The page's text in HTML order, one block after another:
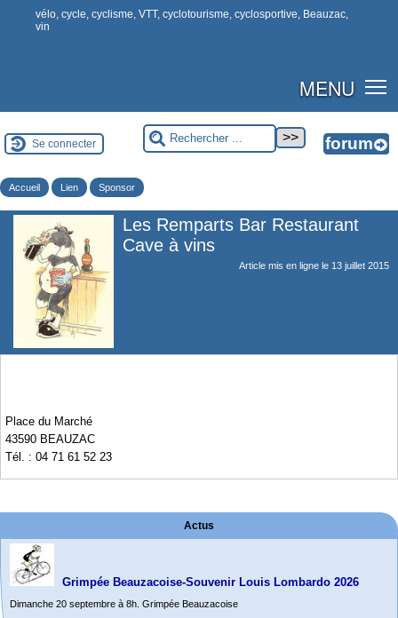
vélo, cycle, cyclisme, VTT, cyclotourisme, cyclosportive, Beauzac,
vin
MENU
Se connecter
Accueil Lien Sponsor
Les Remparts Bar Restaurant
Cave à vins
Article mis en ligne le 13 juillet 2015
Place du Marché
43590 BEAUZAC
Tél. : 04 71 61 52 23
Actus
Grimpée Beauzacoise-Souvenir Louis Lombardo 2026
Dimanche 20 septembre à 8h. Grimpée Beauzacoise